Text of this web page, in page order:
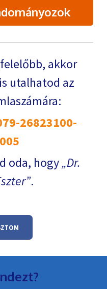
akkor
utalhatod az
26823100-
oda, hogy Dr.
.